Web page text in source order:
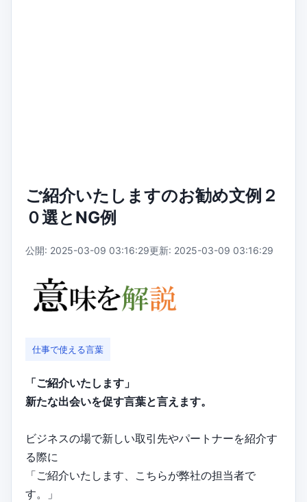
ご紹介いたしますのお勧め文例２
０選とNG例
公開: 2025-03-09 03:16:29更新: 2025-03-09 03:16:29
仕事で使える言葉
「ご紹介いたします」
新たな出会いを促す言葉と言えます。
ビジネスの場で新しい取引先やパートナーを紹介す
る際に
「ご紹介いたします、こちらが弊社の担当者で
す。」